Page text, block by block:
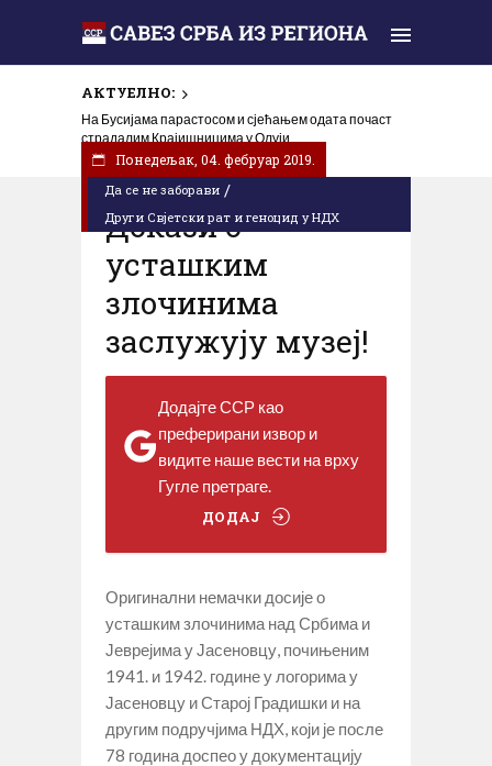
АКТУЕЛНО:
На Бусијама парастосом и сјећањем одата почаст
страдалим Крајишницима у Олуји
Да се не заборави /
Други Свјетски рат и геноцид у НДХ
Понедељак, 04. фебруар 2019.
Докази о
усташким
злочинима
заслужују музеј!
Додајте ССР као
преферирани извор и
видите наше вести на врху
Гугле претраге.
ДОДАЈ
Оригинални немачки досије о
усташким злочинима над Србима и
Јеврејима у Јасеновцу, почињеним
1941. и 1942. године у логорима у
Јасеновцу и Старој Градишки и на
другим подручјима НДХ, који је после
78 година доспео у документацију